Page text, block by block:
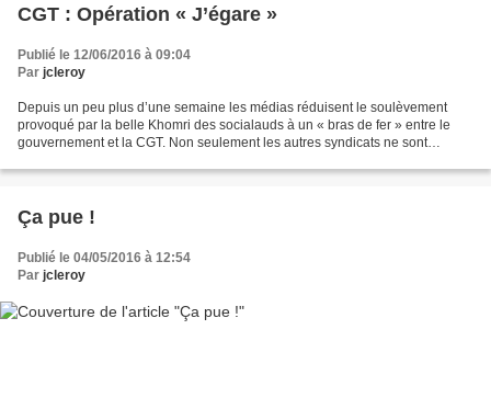
CGT : Opération « J’égare »
Publié le 12/06/2016 à 09:04
Par jcleroy
Depuis un peu plus d’une semaine les médias réduisent le soulèvement
provoqué par la belle Khomri des socialauds à un « bras de fer » entre le
gouvernement et la CGT. Non seulement les autres syndicats ne sont
Ça pue !
Publié le 04/05/2016 à 12:54
Par jcleroy